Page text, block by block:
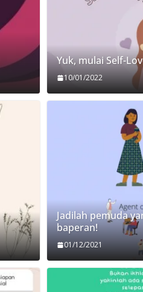
Yuk, mulai Self-
10/01/2022
Jadilah pemuda
baperan!
01/12/2021